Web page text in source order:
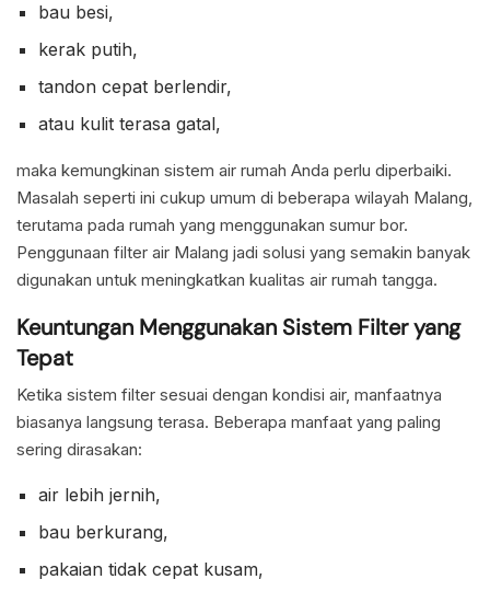
bau besi,
kerak putih,
tandon cepat berlendir,
atau kulit terasa gatal,
maka kemungkinan sistem air rumah Anda perlu diperbaiki.
Masalah seperti ini cukup umum di beberapa wilayah Malang,
terutama pada rumah yang menggunakan sumur bor.
Penggunaan filter air Malang jadi solusi yang semakin banyak
digunakan untuk meningkatkan kualitas air rumah tangga.
Keuntungan Menggunakan Sistem Filter yang
Tepat
Ketika sistem filter sesuai dengan kondisi air, manfaatnya
biasanya langsung terasa. Beberapa manfaat yang paling
sering dirasakan:
air lebih jernih,
bau berkurang,
pakaian tidak cepat kusam,